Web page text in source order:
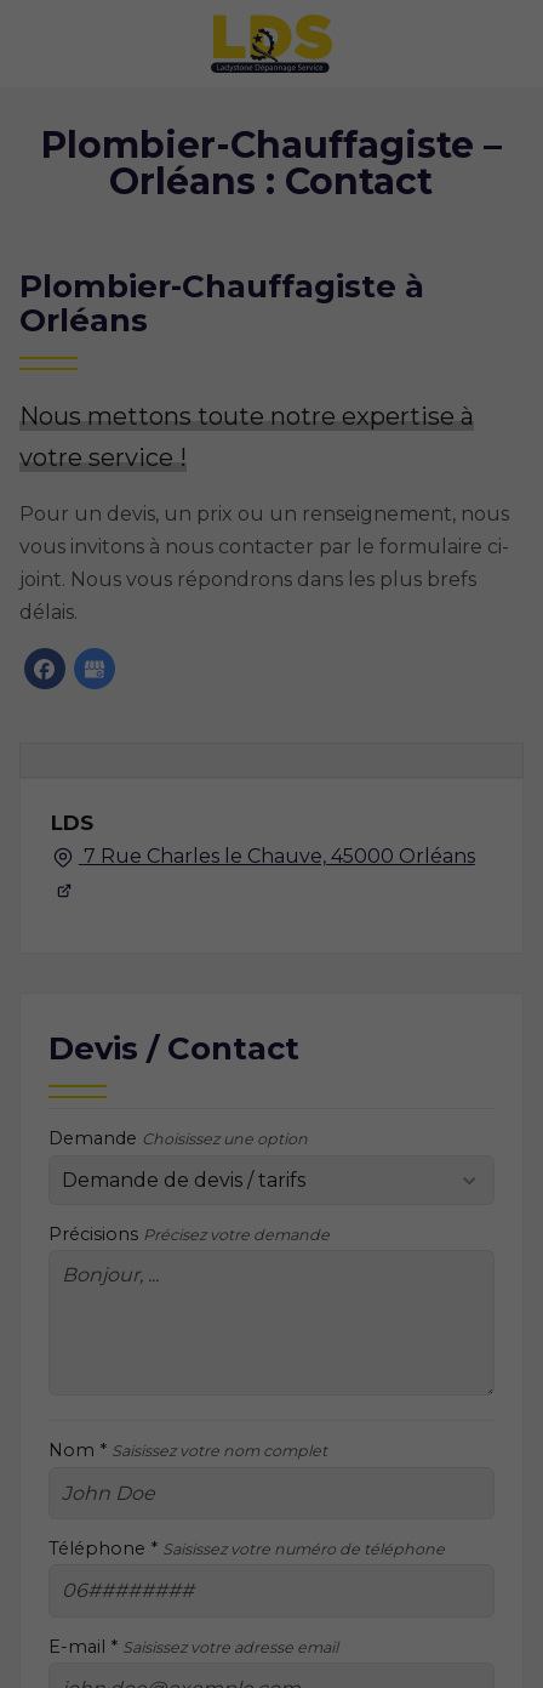
Plombier-Chauffagiste –
Orléans : Contact
Plombier-Chauffagiste à
Orléans
Nous mettons toute notre expertise à
votre service !
Pour un devis, un prix ou un renseignement, nous
vous invitons à nous contacter par le formulaire ci-
joint. Nous vous répondrons dans les plus brefs
délais.
LDS
7 Rue Charles le Chauve, 45000 Orléans
Devis / Contact
Demande Choisissez une option
Précisions Précisez votre demande
Nom * Saisissez votre nom complet
Téléphone * Saisissez votre numéro de téléphone
E-mail * Saisissez votre adresse email